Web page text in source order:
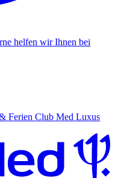
helfen wir Ihnen bei
Ferien Club Med Luxus